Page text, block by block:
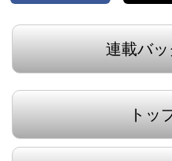
連載バ
トッ